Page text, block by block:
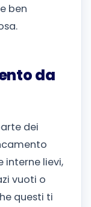
ben
da
dei
interne lievi,
vuoti o
questi ti